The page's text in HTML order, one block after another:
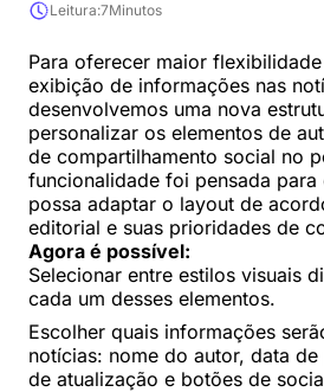
Leitura:7Minutos
Para oferecer maior
exibição de informações nas
desenvolvemos uma nova
personalizar os elementos de
de compartilhamento social no
funcionalidade foi pensada para
possa adaptar o layout de
editorial e suas prioridades de
Agora é possível:
Selecionar entre estilos visuais
cada um desses elementos.
Escolher quais informações
notícias: nome do autor, data
de atualização e botões de